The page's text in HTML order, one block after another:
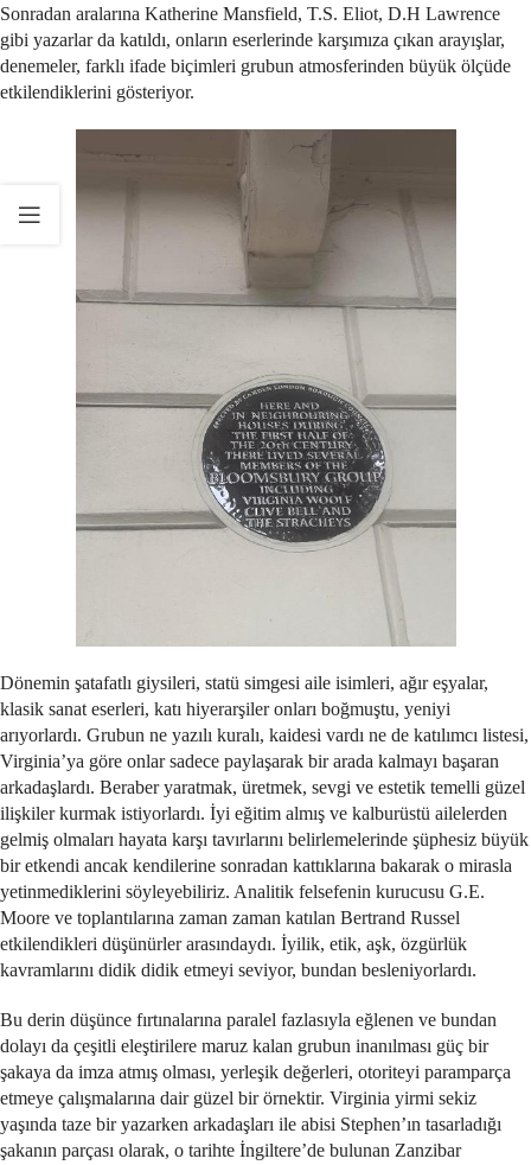
Sonradan aralarına Katherine Mansfield, T.S. Eliot, D.H Lawrence
gibi yazarlar da katıldı, onların eserlerinde karşımıza çıkan arayışlar,
denemeler, farklı ifade biçimleri grubun atmosferinden büyük ölçüde
etkilendiklerini gösteriyor.
Dönemin şatafatlı giysileri, statü simgesi aile isimleri, ağır eşyalar,
klasik sanat eserleri, katı hiyerarşiler onları boğmuştu, yeniyi
arıyorlardı. Grubun ne yazılı kuralı, kaidesi vardı ne de katılımcı listesi,
Virginia’ya göre onlar sadece paylaşarak bir arada kalmayı başaran
arkadaşlardı. Beraber yaratmak, üretmek, sevgi ve estetik temelli güzel
ilişkiler kurmak istiyorlardı. İyi eğitim almış ve kalburüstü ailelerden
gelmiş olmaları hayata karşı tavırlarını belirlemelerinde şüphesiz büyük
bir etkendi ancak kendilerine sonradan kattıklarına bakarak o mirasla
yetinmediklerini söyleyebiliriz. Analitik felsefenin kurucusu G.E.
Moore ve toplantılarına zaman zaman katılan Bertrand Russel
etkilendikleri düşünürler arasındaydı. İyilik, etik, aşk, özgürlük
kavramlarını didik didik etmeyi seviyor, bundan besleniyorlardı.
Bu derin düşünce fırtınalarına paralel fazlasıyla eğlenen ve bundan
dolayı da çeşitli eleştirilere maruz kalan grubun inanılması güç bir
şakaya da imza atmış olması, yerleşik değerleri, otoriteyi paramparça
etmeye çalışmalarına dair güzel bir örnektir. Virginia yirmi sekiz
yaşında taze bir yazarken arkadaşları ile abisi Stephen’ın tasarladığı
şakanın parçası olarak, o tarihte İngiltere’de bulunan Zanzibar